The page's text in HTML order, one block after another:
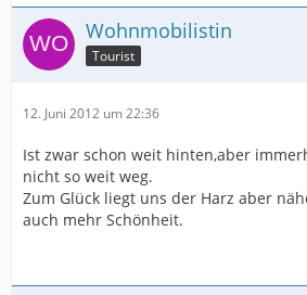
Wohnmobilistin
Tourist
12. Juni 2012 um 22:36
Ist zwar schon weit hinten,aber
nicht so weit weg.
Zum Glück liegt uns der Harz aber
auch mehr Schönheit.